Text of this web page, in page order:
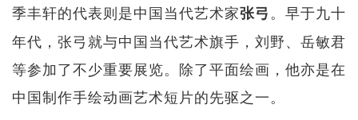
季丰轩的代表则是中国当代艺术家张弓。早于九十
年代，张弓就与中国当代艺术旗手，刘野、岳敏君
等参加了不少重要展览。除了平面绘画，他亦是在
中国制作手绘动画艺术短片的先驱之一。